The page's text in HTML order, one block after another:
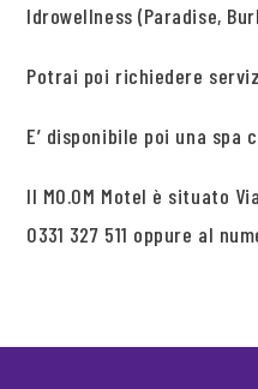
Idrowellness (Paradise,
Potrai poi richiedere
E’ disponibile poi una
Il MO.OM Motel è situato
0331 327 511 oppure al